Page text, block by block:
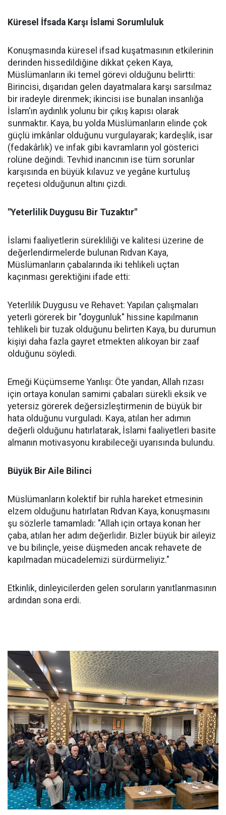
Küresel İfsada Karşı İslami Sorumluluk
Konuşmasında küresel ifsad kuşatmasının etkilerinin
derinden hissedildiğine dikkat çeken Kaya,
Müslümanların iki temel görevi olduğunu belirtti:
Birincisi, dışarıdan gelen dayatmalara karşı sarsılmaz
bir iradeyle direnmek; ikincisi ise bunalan insanlığa
İslam'ın aydınlık yolunu bir çıkış kapısı olarak
sunmaktır. Kaya, bu yolda Müslümanların elinde çok
güçlü imkânlar olduğunu vurgulayarak; kardeşlik, isar
(fedakârlık) ve infak gibi kavramların yol gösterici
rolüne değindi. Tevhid inancının ise tüm sorunlar
karşısında en büyük kılavuz ve yegâne kurtuluş
reçetesi olduğunun altını çizdi.
"Yeterlilik Duygusu Bir Tuzaktır"
İslami faaliyetlerin sürekliliği ve kalitesi üzerine de
değerlendirmelerde bulunan Rıdvan Kaya,
Müslümanların çabalarında iki tehlikeli uçtan
kaçınması gerektiğini ifade etti:
Yeterlilik Duygusu ve Rehavet: Yapılan çalışmaları
yeterli görerek bir "doygunluk" hissine kapılmanın
tehlikeli bir tuzak olduğunu belirten Kaya, bu durumun
kişiyi daha fazla gayret etmekten alıkoyan bir zaaf
olduğunu söyledi.
Emeği Küçümseme Yanlışı: Öte yandan, Allah rızası
için ortaya konulan samimi çabaları sürekli eksik ve
yetersiz görerek değersizleştirmenin de büyük bir
hata olduğunu vurguladı. Kaya, atılan her adımın
değerli olduğunu hatırlatarak, İslami faaliyetleri basite
almanın motivasyonu kırabileceği uyarısında bulundu.
Büyük Bir Aile Bilinci
Müslümanların kolektif bir ruhla hareket etmesinin
elzem olduğunu hatırlatan Rıdvan Kaya, konuşmasını
şu sözlerle tamamladı: "Allah için ortaya konan her
çaba, atılan her adım değerlidir. Bizler büyük bir aileyiz
ve bu bilinçle, yeise düşmeden ancak rehavete de
kapılmadan mücadelemizi sürdürmeliyiz."
Etkinlik, dinleyicilerden gelen soruların yanıtlanmasının
ardından sona erdi.